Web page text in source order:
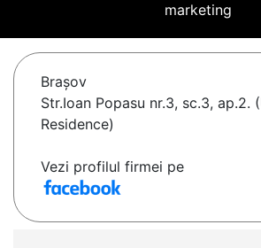
marketing
Braşov
Str.Ioan Popasu nr.3, sc.3, ap.2.
Residence)
Vezi profilul firmei pe